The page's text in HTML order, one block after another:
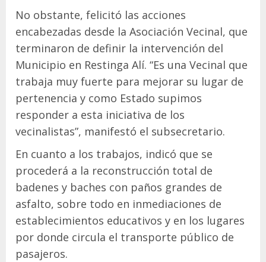
No obstante, felicitó las acciones
encabezadas desde la Asociación Vecinal, que
terminaron de definir la intervención del
Municipio en Restinga Alí. “Es una Vecinal que
trabaja muy fuerte para mejorar su lugar de
pertenencia y como Estado supimos
responder a esta iniciativa de los
vecinalistas”, manifestó el subsecretario.
En cuanto a los trabajos, indicó que se
procederá a la reconstrucción total de
badenes y baches con paños grandes de
asfalto, sobre todo en inmediaciones de
establecimientos educativos y en los lugares
por donde circula el transporte público de
pasajeros.